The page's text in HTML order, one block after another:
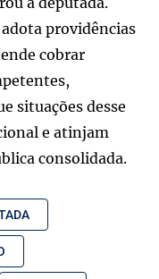
providências
cobrar
situações desse
e atinjam
consolidada.